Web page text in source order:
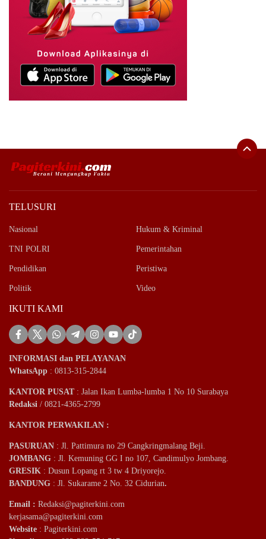
TELUSURI
Nasional Hukum & Kriminal
TNI POLRI Pemerintahan
Pendidikan Peristiwa
Politik Video
IKUTI KAMI
INFORMASI dan PELAYANAN
WhatsApp : 0813-315-2844
KANTOR PUSAT: Jalan Ikan Lumba-lumba 1 No 10 Surabaya
Redaksi / 0821-4365-2799
KANTOR PERWAKILAN :
PASURUAN : Jl. Pattimura no 29 Cangkringmalang Beji.
JOMBANG : Jl. Kemuning GG I no 107, Candimulyo Jombang.
GRESIK : Dusun Lopang rt 3 tw 4 Driyorejo.
BANDUNG : Jl. Sukarame 2 No. 32 Cidurian.
Email : Redaksi@pagiterkini.com
kerjasama@pagiterkini.com
Website : Pagiterkini.com